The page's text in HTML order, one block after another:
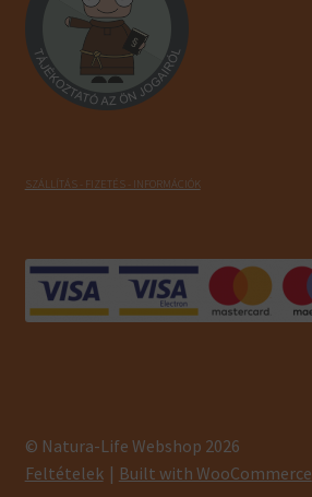
SZÁLLÍTÁS - FIZETÉS - INFORMÁCIÓK
© Natura-Life Webshop 2026
Feltételek
Built with WooCommerce